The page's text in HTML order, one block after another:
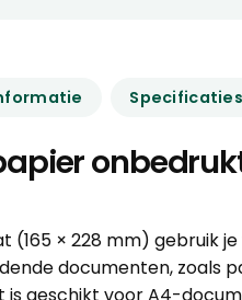
Specificaties
(165 × 228 mm) gebruik
documenten, zoals